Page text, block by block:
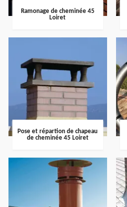
Ramonage de cheminée 45
Loiret
Pose et répartion de chapeau
de cheminée 45 Loiret